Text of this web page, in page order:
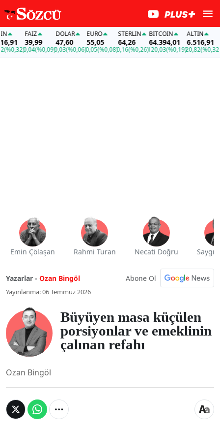
FAİZ
39,99
0,04(%0,09)
DOLAR
47,60
0,03(%0,06)
EURO
55,05
0,05(%0,08)
STERLIN
64,26
0,16(%0,26)
BITCOIN
64.394,01
120,03(%0,19)
ALTIN
6.516,91
20,82(%0,32)
FAİZ
0,04
Emin Çölaşan Rahmi Turan Necati Doğru Saygı
Yazarlar - Ozan Bingöl Abone Ol
Yayınlanma: 06 Temmuz 2026
Büyüyen masa küçülen
porsiyonlar ve emeklinin
çalınan refahı
Ozan Bingöl